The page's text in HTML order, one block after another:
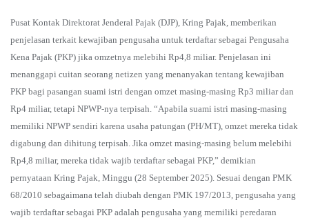
Pusat Kontak Direktorat Jenderal Pajak (DJP), Kring Pajak, memberikan
penjelasan terkait kewajiban pengusaha untuk terdaftar sebagai Pengusaha
Kena Pajak (PKP) jika omzetnya melebihi Rp4,8 miliar. Penjelasan ini
menanggapi cuitan seorang netizen yang menanyakan tentang kewajiban
PKP bagi pasangan suami istri dengan omzet masing-masing Rp3 miliar dan
Rp4 miliar, tetapi NPWP-nya terpisah. “Apabila suami istri masing-masing
memiliki NPWP sendiri karena usaha patungan (PH/MT), omzet mereka tidak
digabung dan dihitung terpisah. Jika omzet masing-masing belum melebihi
Rp4,8 miliar, mereka tidak wajib terdaftar sebagai PKP,” demikian
pernyataan Kring Pajak, Minggu (28 September 2025). Sesuai dengan PMK
68/2010 sebagaimana telah diubah dengan PMK 197/2013, pengusaha yang
wajib terdaftar sebagai PKP adalah pengusaha yang memiliki peredaran